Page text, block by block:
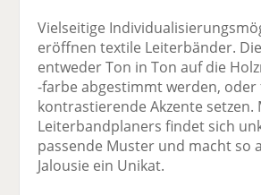
Vielseitige
eröffnen textile Leiterbänder.
entweder Ton in Ton auf die
-farbe abgestimmt werden, oder
kontrastierende Akzente setzen.
Leiterbandplaners findet sich
passende Muster und macht so
Jalousie ein Unikat.